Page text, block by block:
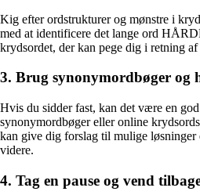
Kig efter ordstrukturer og mønstre i
med at identificere det lange ord
krydsordet, der kan pege dig i retning af
3. Brug synonymordbøger og
Hvis du sidder fast, kan det være en
synonymordbøger eller online
kan give dig forslag til mulige
videre.
4. Tag en pause og vend